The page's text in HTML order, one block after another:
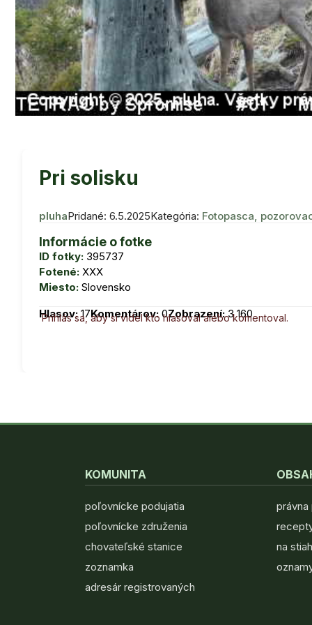
Pri solisku
pluhaPridané: 6.5.2025Kategória: Fotopasca,
Informácie o fotke
ID fotky: 395737
Fotené: XXX
Miesto: Slovensko
Hlasov:17Komentárov:0Zobrazení:3 160
Prihlás sa, aby si videl kto hlasoval alebo komentoval.
KOMUNITA
poľovnícke podujatia
poľovnícke združenia
chovateľské stanice
zoznamka
adresár registrovaných
právna
na